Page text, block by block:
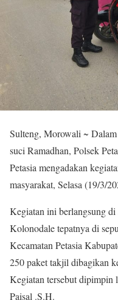
Sulteng, Morowali ~
suci Ramadhan, Polsek
Petasia mengadakan
masyarakat, Selasa (19/3/
Kegiatan ini berlangsung
Kolonodale tepatnya di
Kecamatan Petasia
250 paket takjil dibagikan
Kegiatan tersebut dipimpin
Paisal .S.H.